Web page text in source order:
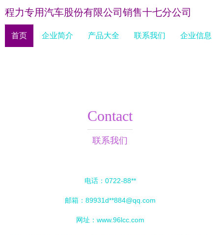
程力专用汽车股份有限公司销售十七分公司
首页 企业简介 产品大全 联系我们 企业信息
Contact
联系我们
电话：0722-88**
邮箱：89931d**884@qq.com
网址： www.96lcc.com